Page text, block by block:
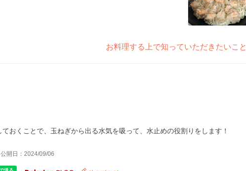
お料理する上で知っていただきたいこと
おくことで、玉ねぎから出る水気を吸って、水止めの役割りをします！
公開日：2024/09/06